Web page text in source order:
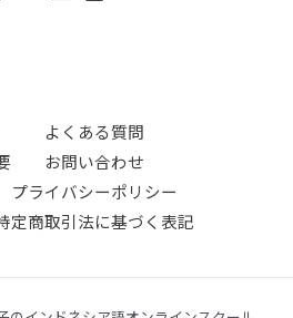
よくある質問
お問い合わせ
プライバシーポリシー
定商取引法に基づく表記